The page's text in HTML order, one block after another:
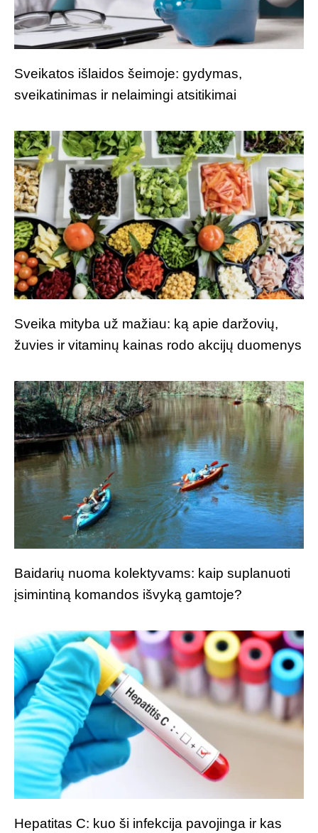
Sveikatos išlaidos šeimoje: gydymas,
sveikatinimas ir nelaimingi atsitikimai
Sveika mityba už mažiau: ką apie daržovių,
žuvies ir vitaminų kainas rodo akcijų duomenys
Baidarių nuoma kolektyvams: kaip suplanuoti
įsimintiną komandos išvyką gamtoje?
Hepatitas C: kuo ši infekcija pavojinga ir kas